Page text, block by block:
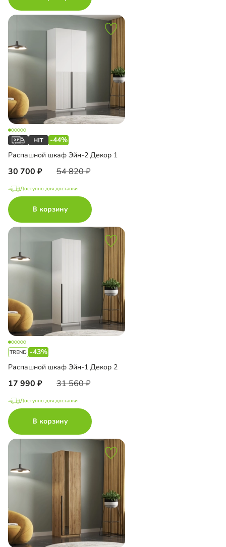
-44%
Распашной шкаф Эйн-2 Декор 1
30 700 54 820
Доступно для доставки
В корзину
-43%
Распашной шкаф Эйн-1 Декор 2
17 990 31 560
Доступно для доставки
В корзину